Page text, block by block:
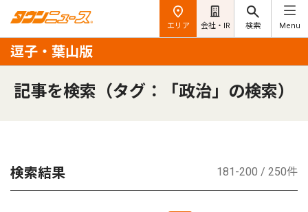
エリア 会社・IR 検索 Menu
逗子・葉山版
記事を検索（タグ：「政治」の検索）
検索結果 181-200 / 250件